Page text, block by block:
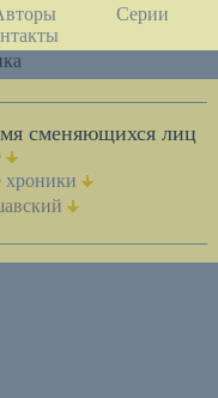
Серии
сменяющихся лиц
хроники